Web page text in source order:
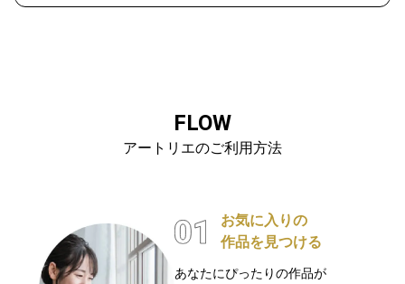
FLOW
アートリエのご利用方法
お気に入りの
作品を見つける
あなたにぴったりの作品が